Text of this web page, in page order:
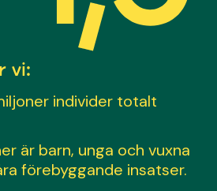
vi:
individer totalt
är barn, unga och vuxna
förebyggande insatser.